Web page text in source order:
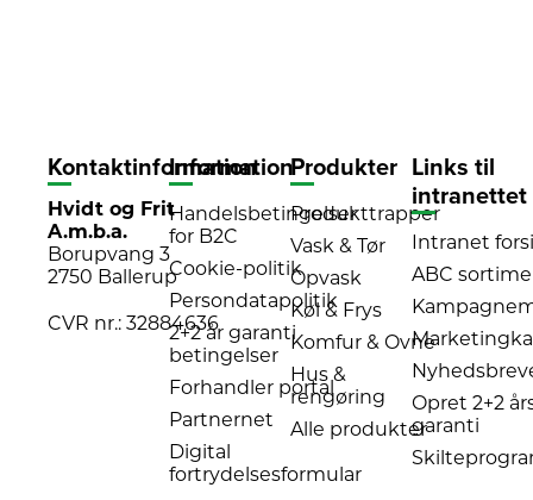
Kontaktinformation
Hvidt og Frit
A.m.b.a.
Borupvang 3
2750 Ballerup
CVR nr.: 32884636
Information
Handelsbetingelser
for B2C
Cookie-politik
Persondatapolitik
2+2 år garanti
betingelser
Forhandler portal
Partnernet
Digital
fortrydelsesformular
Produkter
Produkttrapper
Vask & Tør
Opvask
Køl & Frys
Komfur & Ovne
Hus &
rengøring
Alle produkter
Links til
intranettet
Intranet
ABC
Opret 2+2
garanti